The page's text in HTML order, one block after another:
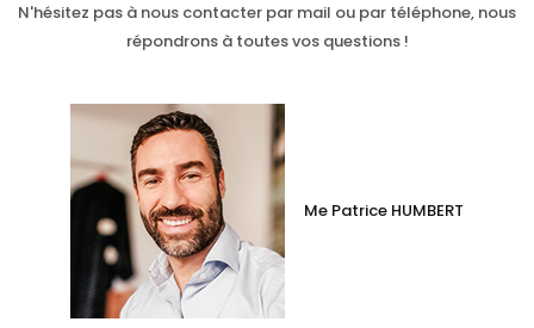
N'hésitez pas à nous contacter par mail ou par téléphone, nous
répondrons à toutes vos questions !
Me Patrice HUMBERT